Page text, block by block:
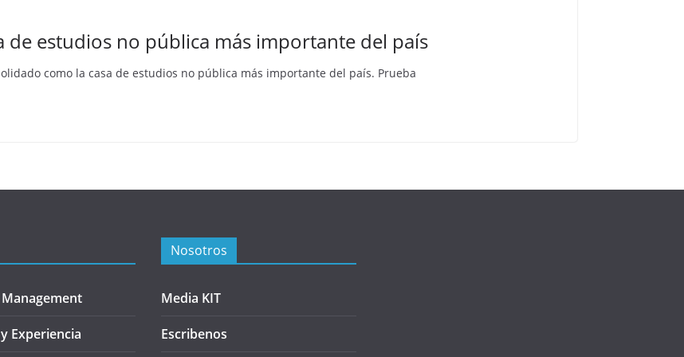
de estudios no pública más importante del país
como la casa de estudios no pública más importante del país. Prueba
Experiencia
Nosotros
Media KIT
Escribenos